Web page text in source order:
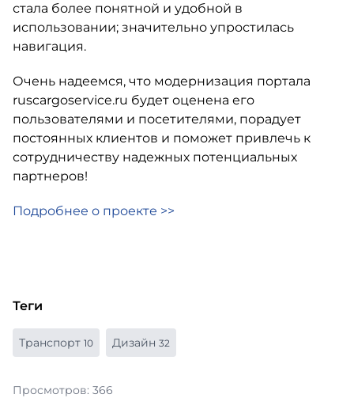
стала более понятной и удобной в
использовании; значительно упростилась
навигация.
Очень надеемся, что модернизация портала
ruscargoservice.ru будет оценена его
пользователями и посетителями, порадует
постоянных клиентов и поможет привлечь к
сотрудничеству надежных потенциальных
партнеров!
Подробнее о проекте >>
Теги
Транспорт 10 Дизайн 32
Просмотров: 366